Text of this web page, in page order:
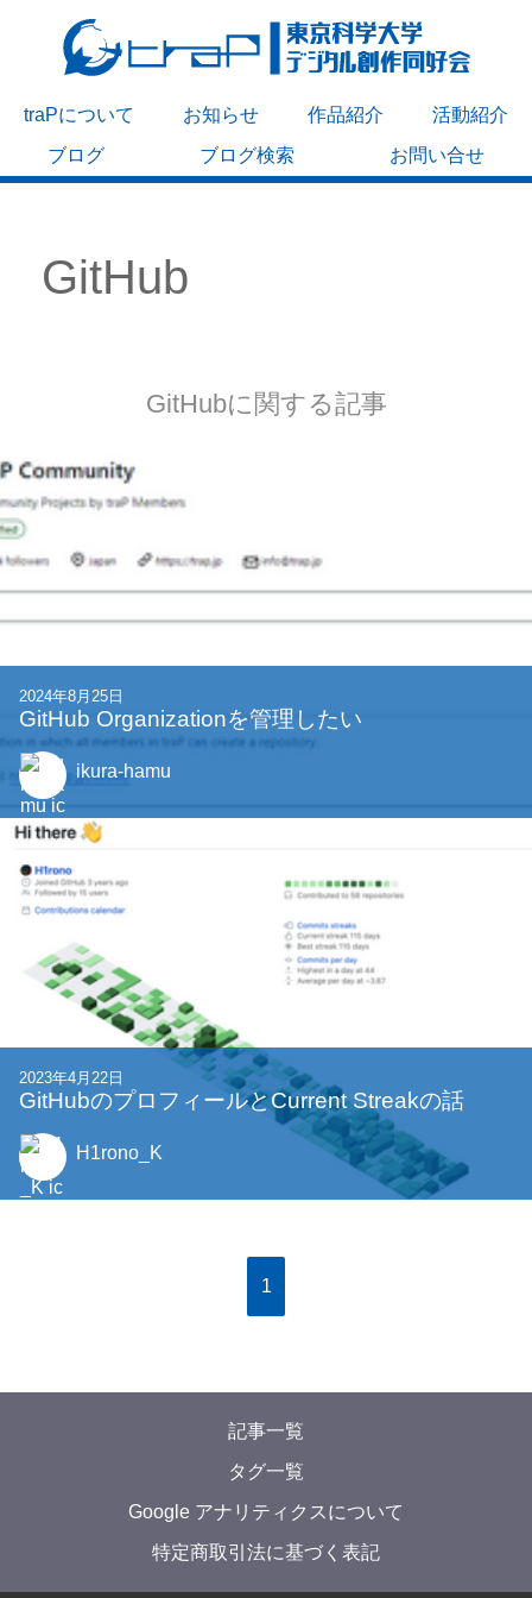
traPについて お知らせ 作品紹介
活動紹介
ブログ
ブログ検索 お問い合せ
GitHub
GitHubに関する記事
2024年8月25日
GitHub Organizationを管理したい
ikura-hamu
2023年4月22日
GitHubのプロフィールとCurrent Streakの話
H1rono_K
1
記事一覧
タグ一覧
Google アナリティクスについて
特定商取引法に基づく表記